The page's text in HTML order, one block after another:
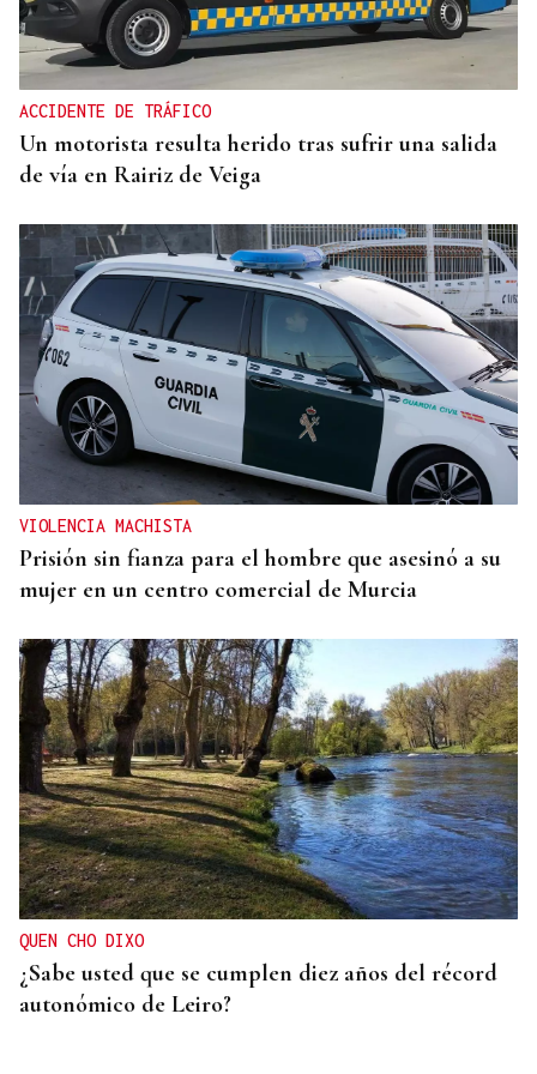
La ourensana Anna Soares roza el podio del
Campeonato de España de Ajedrez
ACCIDENTE DE TRÁFICO
Un motorista resulta herido tras sufrir una salida
de vía en Rairiz de Veiga
VIOLENCIA MACHISTA
Prisión sin fianza para el hombre que asesinó a su
mujer en un centro comercial de Murcia
QUEN CHO DIXO
¿Sabe usted que se cumplen diez años del récord
autonómico de Leiro?